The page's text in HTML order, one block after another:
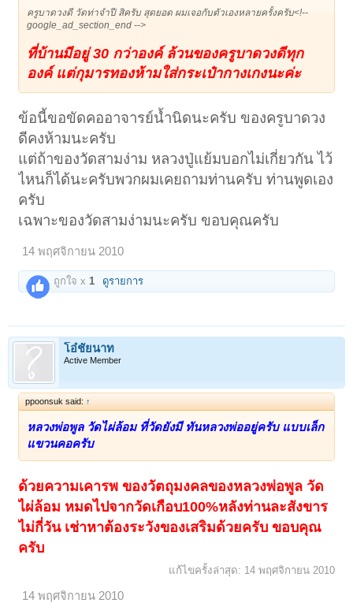
ครูบาดวงดี วัดท่าจำปี สิครับ สุดยอด ผมเจอกับตัวเองหลายครั้งครับ<!--
google_ad_section_end -->
ที่บ้านมีอยู่ 30 กว่าองค์ ล้วนของครูบาดวงดีทุก
องค์ แต่กุมารทองห้ามใส่กระเป๋ากางเกงนะค่ะ
ข้อนี้ขอขัดคออาจารย์น้ำนิดนะครับ ของครูบาดวง
ดีคงห้ามนะครับ
แต่ถ้าของวัดสามง่าม หลวงปู่แย้มบอกไม่เกี่ยวกัน ไว้
ไหนก็ได้นะครับพวกผมเคยถามท่านครับ ท่านพูดเอง
ครับ
เฉพาะของวัดสามง่ามนะครับ ขอบคุณครับ
14 พฤศจิกายน 2010
ถูกใจ x 1 ดูรายการ
โอ๋ชัยนาท
Active Member
ppoonsuk said: ↑
หลวงพ่อพูล วัดไผ่ล้อม ที่วัดยังมี ทันหลวงพ่ออยู่ครับ แบบเล็ก
แขวนคอครับ
ด้วยความเคารพ ของวัตถุมงคลของหลวงพ่อพูล วัด
ไผ่ล้อม หมดไปจากวัดเกือบ100%หลังท่านละสังขาร
ไม่กี่วัน เช่าหาต้องระวังของเสริมด้วยครับ ขอบคุณ
ครับ
แก้ไขครั้งล่าสุด: 14 พฤศจิกายน 2010
14 พฤศจิกายน 2010